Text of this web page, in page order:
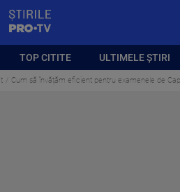
TOP CITITE ULTIMELE ȘTIRI
Cum să învățăm eficient pentru examenele de